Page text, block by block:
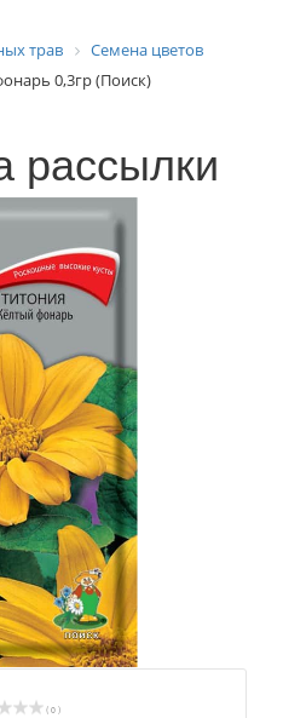
трав
Семена цветов
0,3гр (Поиск)
рассылки
( 0 )